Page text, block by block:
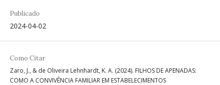
Publicado
2024-04-02
Como Citar
Zaro, J., & de Oliveira Lehnhardt, K. A. (2024). FILHOS DE APENADAS:
COMO A CONVIVÊNCIA FAMILIAR EM ESTABELECIMENTOS